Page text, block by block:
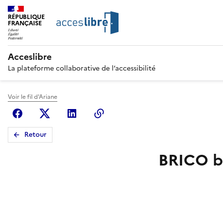
RÉPUBLIQUE
FRANÇAISE
Acceslibre
La plateforme collaborative de l’accessibilité
Voir le fil d'Ariane
FacebookX (anciennement Twitter)
Linkedin
Retour
BRICO